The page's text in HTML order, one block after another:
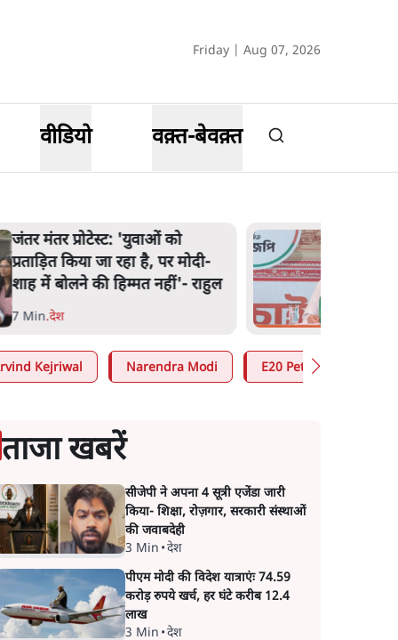
Friday | Aug 07, 2026
वीडियो वक़्त-बेवक़्त
'अमित शाह के संसद में आने पर
विचार करे सरकार': राज्यसभा
सभापति ने केंद्र से कहा
5 Min.देश
Kejriwal Narendra Modi E20 Petrol Controversy
ताजा खबरें
सीजेपी ने अपना 4 सूत्री एजेंडा जारी
किया- शिक्षा, रोज़गार, सरकारी संस्थाओं
की जवाबदेही
3 Min •देश
पीएम मोदी की विदेश यात्राएंः 74.59
करोड़ रुपये खर्च, हर घंटे करीब 12.4
लाख
3 Min •देश